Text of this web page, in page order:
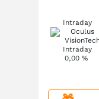
Intraday
0,00%